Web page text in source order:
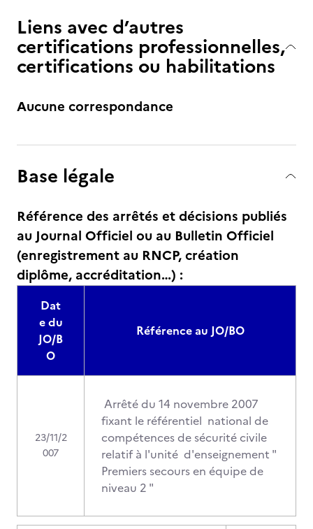
Liens avec d’autres
certifications professionnelles,
certifications ou habilitations
Aucune correspondance
Base légale
Référence des arrêtés et décisions publiés
au Journal Officiel ou au Bulletin Officiel
(enregistrement au RNCP, création
diplôme, accréditation…) :
Dat
e du
JO/B
O
Référence au JO/BO
23/11/2
007
Arrêté du 14 novembre 2007
fixant le référentiel national de
compétences de sécurité civile
relatif à l'unité d'enseignement "
Premiers secours en équipe de
niveau 2 "